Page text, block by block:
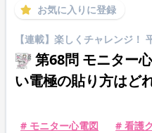
お気に入りに登録
【連載】楽しくチャレンジ！
第68問 モニター
い電極の貼り方はど
# モニター心電図 # 看護